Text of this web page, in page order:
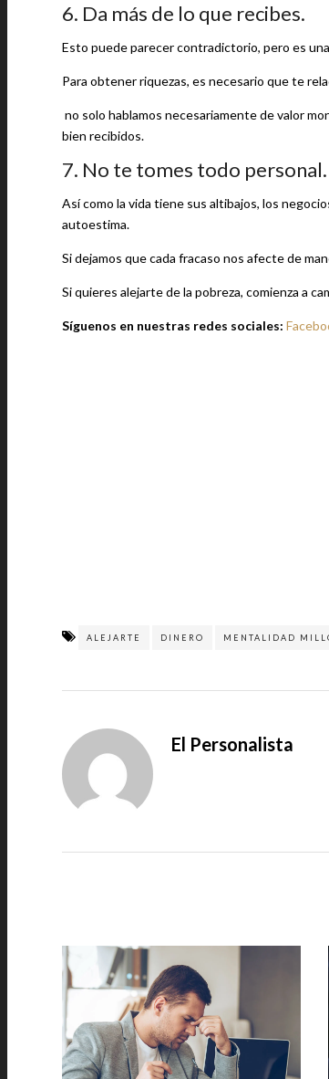
6. Da más de lo que recibes.
Esto puede parecer contradictorio, pero es
Para obtener riquezas, es necesario que te
no solo hablamos necesariamente de valor
bien recibidos.
7. No te tomes todo personal.
Así como la vida tiene sus altibajos, los
autoestima.
Si dejamos que cada fracaso nos afecte de
Si quieres alejarte de la pobreza, comienza a
Síguenos en nuestras redes sociales:
ALEJARTE DINERO MENTALIDAD
El Personalista